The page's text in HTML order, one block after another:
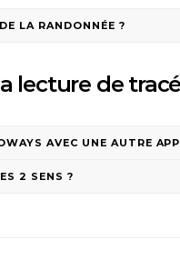
LA RANDONNÉE ?
lecture de tracé
AVEC UNE AUTRE
2 SENS ?